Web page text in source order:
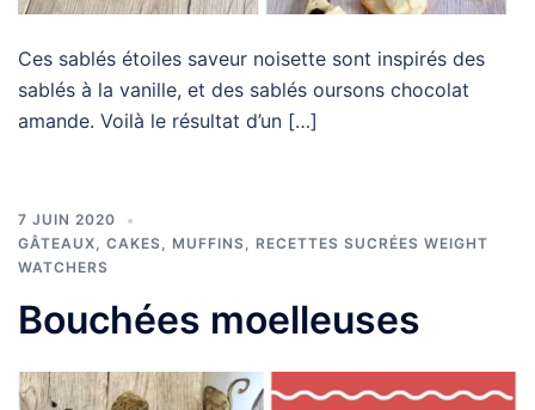
Ces sablés étoiles saveur noisette sont inspirés des
sablés à la vanille, et des sablés oursons chocolat
amande. Voilà le résultat d’un […]
7 JUIN 2020
GÂTEAUX, CAKES, MUFFINS, RECETTES SUCRÉES WEIGHT
WATCHERS
Bouchées moelleuses